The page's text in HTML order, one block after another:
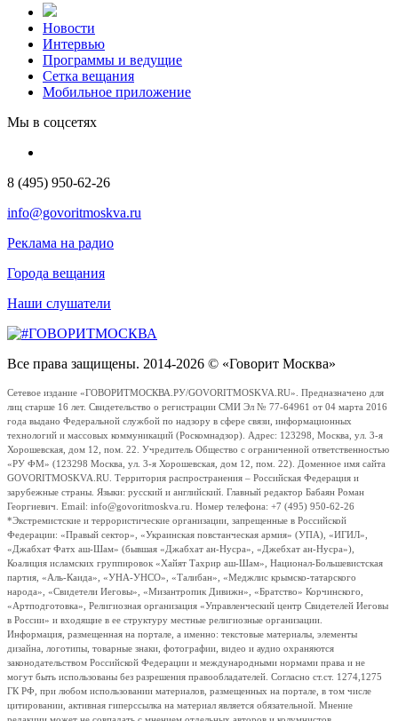
Новости
Интервью
Программы и ведущие
Сетка вещания
Мобильное приложение
Мы в соцсетях
8 (495) 950-62-26
info@govoritmoskva.ru
Реклама на радио
Города вещания
Наши слушатели
Все права защищены. 2014-2026 © «Говорит Москва»
Сетевое издание «ГОВОРИТМОСКВА.РУ/GOVORITMOSKVA.RU». Предназначено для
лиц старше 16 лет. Свидетельство о регистрации СМИ Эл № 77-64961 от 04 марта 2016
года выдано Федеральной службой по надзору в сфере связи, информационных
технологий и массовых коммуникаций (Роскомнадзор). Адрес: 123298, Москва, ул. 3-я
Хорошевская, дом 12, пом. 22. Учредитель Общество с ограниченной ответственностью
«РУ ФМ» (123298 Москва, ул. 3-я Хорошевская, дом 12, пом. 22). Доменное имя сайта
GOVORITMOSKVA.RU. Территория распространения – Российская Федерация и
зарубежные страны. Языки: русский и английский. Главный редактор Бабаян Роман
Георгиевич. Email: info@govoritmoskva.ru. Номер телефона: +7 (495) 950-62-26
*Экстремистские и террористические организации, запрещенные в Российской
Федерации: «Правый сектор», «Украинская повстанческая армия» (УПА), «ИГИЛ»,
«Джабхат Фатх аш-Шам» (бывшая «Джабхат ан-Нусра», «Джебхат ан-Нусра»),
Коалиция исламских группировок «Хайят Тахрир аш-Шам», Национал-Большевистская
партия, «Аль-Каида», «УНА-УНСО», «Талибан», «Меджлис крымско-татарского
народа», «Свидетели Иеговы», «Мизантропик Дивижн», «Братство» Корчинского,
«Артподготовка», Религиозная организация «Управленческий центр Свидетелей Иеговы
в России» и входящие в ее структуру местные религиозные организации.
Информация, размещенная на портале, а именно: текстовые материалы, элементы
дизайна, логотипы, товарные знаки, фотографии, видео и аудио охраняются
законодательством Российской Федерации и международными нормами права и не
могут быть использованы без разрешения правообладателей. Согласно ст.ст. 1274,1275
ГК РФ, при любом использовании материалов, размещенных на портале, в том числе
цитировании, активная гиперссылка на материал является обязательной. Мнение